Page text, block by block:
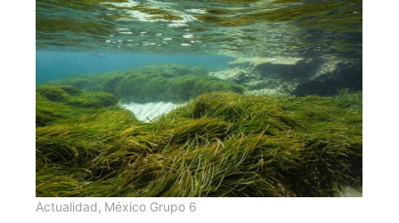
Actualidad, México Grupo 6